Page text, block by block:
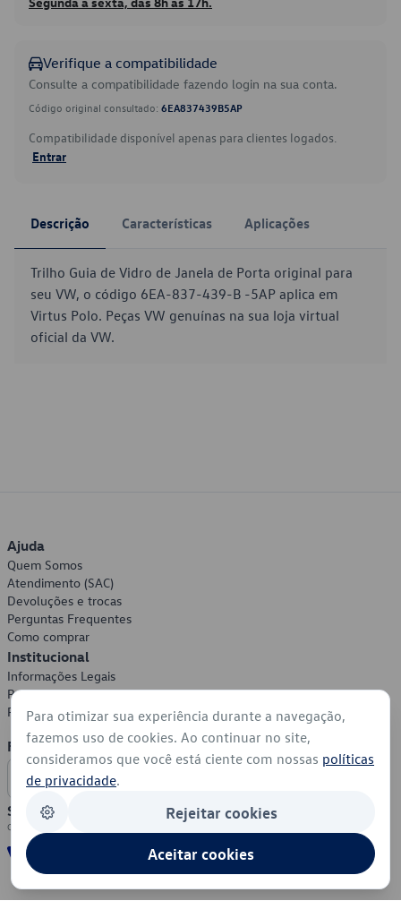
Verifique a compatibilidade
Consulte a compatibilidade fazendo login na sua conta.
Código original consultado: 6EA837439B5AP
Compatibilidade disponível apenas para clientes logados.
Entrar
Descrição Características Aplicações
Trilho Guia de Vidro de Janela de Porta original para
seu VW, o código 6EA-837-439-B -5AP aplica em
Virtus Polo. Peças VW genuínas na sua loja virtual
oficial da VW.
Ajuda
Quem Somos
Atendimento (SAC)
Devoluções e trocas
Perguntas Frequentes
Como comprar
Institucional
Informações Legais
Política de Privacidade
Política de Cookies
Formas de Pagamento
Segurança
Para otimizar sua experiência durante a navegação,
fazemos uso de cookies. Ao continuar no site,
consideramos que você está ciente com nossas políticas
de privacidade.
Rejeitar cookies
Aceitar cookies